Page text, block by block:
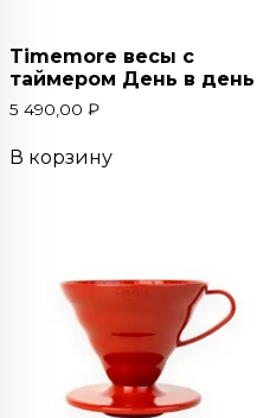
Timemore весы с
таймером День в день
5 490,00 ₽
В корзину